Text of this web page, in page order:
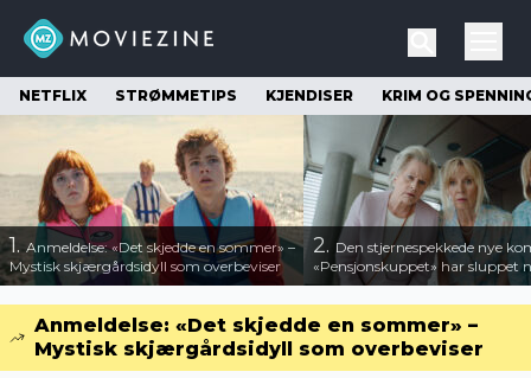
NETFLIX STRØMMETIPS KJENDISER KRIM OG
1.Anmeldelse: «Det skjedde en sommer» –
Mystisk skjærgårdsidyll som overbeviser
2. Den stjernespekkede nye
«Pensjonskuppet» har sluppet
Anmeldelse: «Det skjedde en sommer» –
Mystisk skjærgårdsidyll som overbeviser